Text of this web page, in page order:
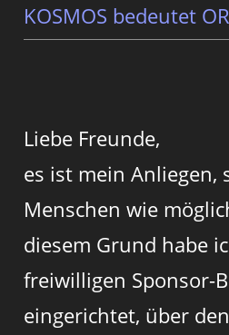
KOSMOS bedeutet
Liebe Freunde,
es ist mein Anliegen,
Menschen wie
diesem Grund habe
freiwilligen Sponsor-
eingerichtet, über